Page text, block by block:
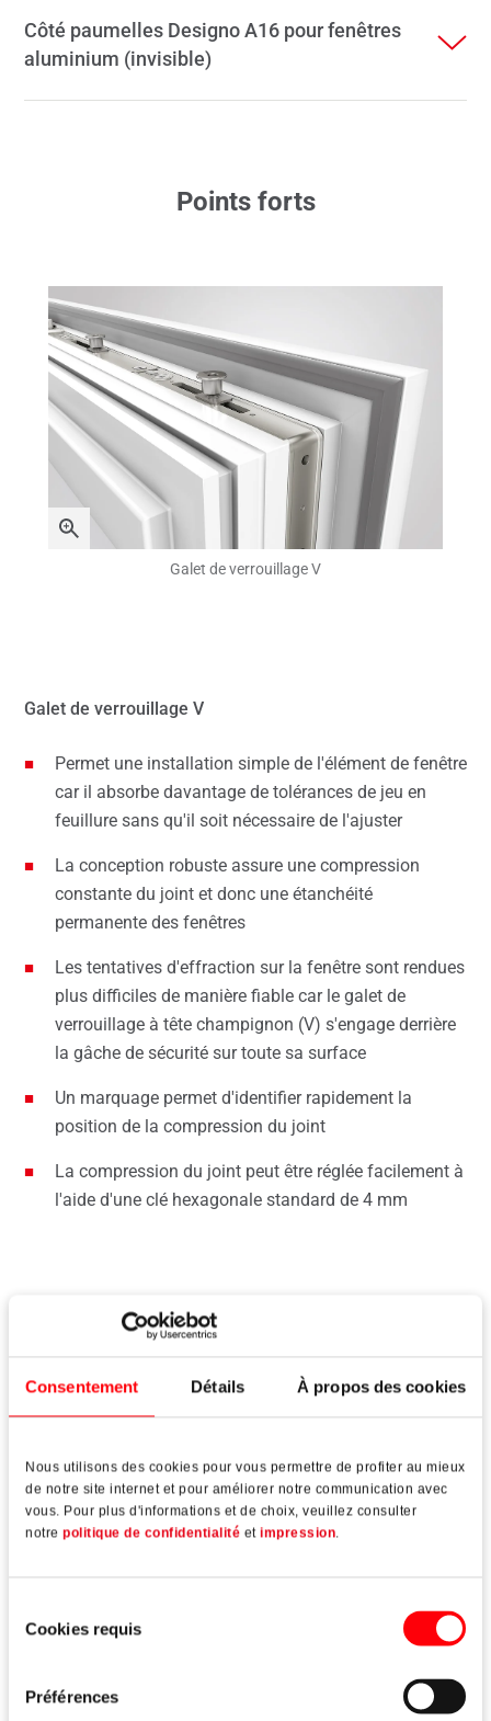
Consentement Détails À propos des cookies
Nous utilisons des cookies pour vous permettre de profiter au mieux
de notre site internet et pour améliorer notre communication avec
vous. Pour plus d'informations et de choix, veuillez consulter
notre politique de confidentialité et impression.
duCookies requis
Préférences
Côté paumelles Designo A16 pour fenêtres
aluminium (invisible)
Points forts
Galet de verrouillage V
Galet de verrouillage V
Permet une installation simple de l'élément de fenêtre
car il absorbe davantage de tolérances de jeu en
feuillure sans qu'il soit nécessaire de l'ajuster
La conception robuste assure une compression
constante du joint et donc une étanchéité
permanente des fenêtres
Les tentatives d'effraction sur la fenêtre sont rendues
plus difficiles de manière fiable car le galet de
verrouillage à tête champignon (V) s'engage derrière
la gâche de sécurité sur toute sa surface
Un marquage permet d'identifier rapidement la
position de la compression du joint
La compression du joint peut être réglée facilement à
l'aide d'une clé hexagonale standard de 4 mm
Veuillez accepter nos cookies
marketing pour regarder des vidéos
sur YouTube.
Modifier les paramètres des
cookies